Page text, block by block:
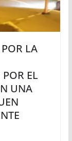
LA
EL
UNA